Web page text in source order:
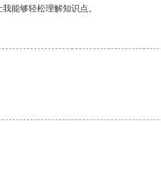
能够轻松理解知识点。